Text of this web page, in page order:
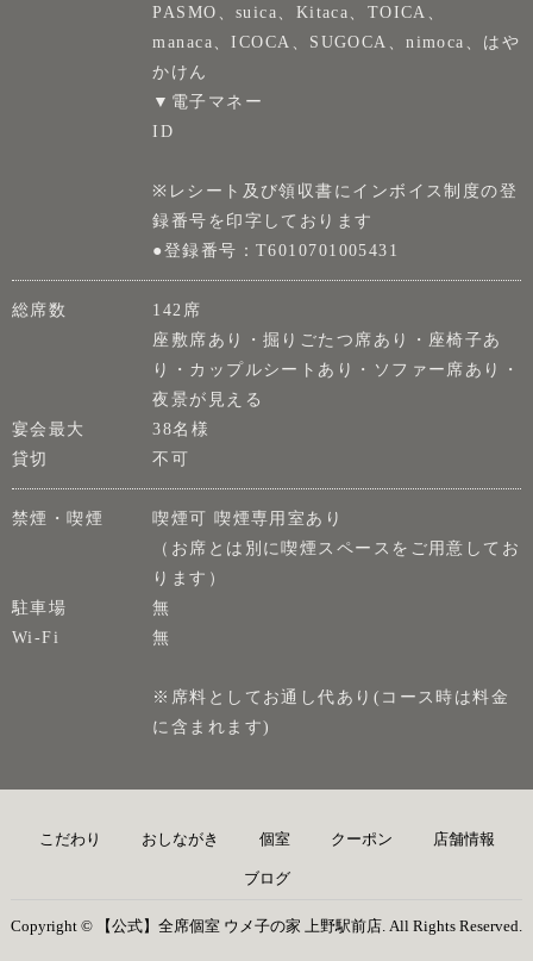
PASMO、suica、Kitaca、TOICA、
manaca、ICOCA、SUGOCA、nimoca、はや
かけん
▼電子マネー
ID
※レシート及び領収書にインボイス制度の登
録番号を印字しております
●登録番号：T6010701005431
総席数
142席
座敷席あり・掘りごたつ席あり・座椅子あ
り・カップルシートあり・ソファー席あり・
夜景が見える
宴会最大
38名様
貸切
不可
禁煙・喫煙
喫煙可 喫煙専用室あり
（お席とは別に喫煙スペースをご用意してお
ります）
駐車場
無
Wi-Fi
無
※席料としてお通し代あり(コース時は料金
に含まれます)
こだわり おしながき 個室 クーポン 店舗情報
ブログ
Copyright © 【公式】全席個室 ウメ子の家 上野駅前店. All Rights Reserved.